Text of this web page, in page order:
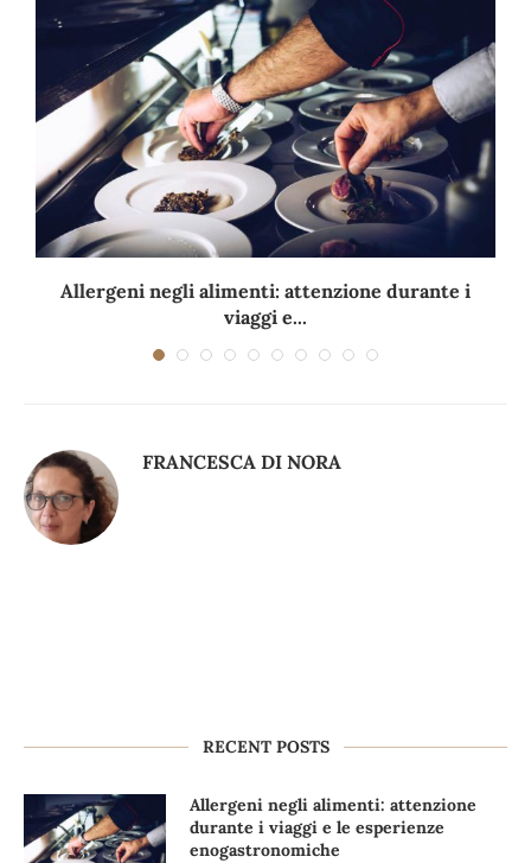
Allergeni negli alimenti: attenzione durante i
viaggi e...
FRANCESCA DI NORA
RECENT POSTS
Allergeni negli alimenti: attenzione
durante i viaggi e le esperienze
enogastronomiche